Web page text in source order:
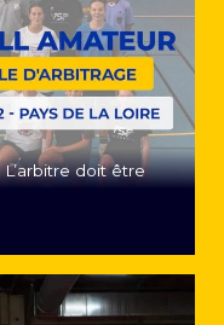
doit être